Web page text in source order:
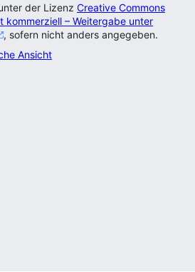
der Lizenz Creative Commons
kommerziell – Weitergabe unter
, sofern nicht anders angegeben.
Ansicht